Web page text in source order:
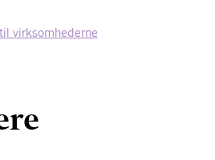
virksomhederne